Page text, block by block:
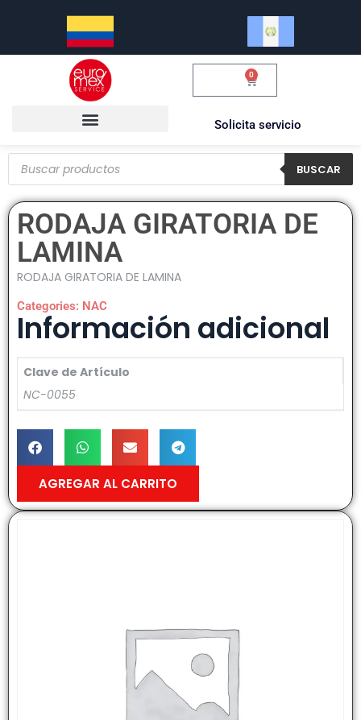
0
Solicita servicio
BUSCAR
RODAJA GIRATORIA DE
LAMINA
RODAJA GIRATORIA DE LAMINA
Categories: NAC
Información adicional
Clave de Artículo
NC-0055
AGREGAR AL CARRITO